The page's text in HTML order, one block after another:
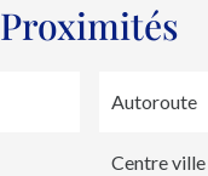
Proximités
Autoroute
Centre ville